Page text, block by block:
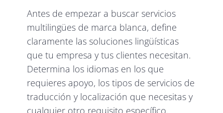
Antes de empezar a buscar servicios
multilingües de marca blanca, define
claramente las soluciones lingüísticas
que tu empresa y tus clientes necesitan.
Determina los idiomas en los que
requieres apoyo, los tipos de servicios de
traducción y localización que necesitas y
cualquier otro requisito específico.